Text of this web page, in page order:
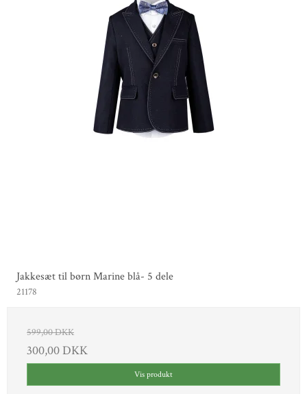
Jakkesæt til børn Marine blå- 5 dele
21178
599,00 DKK
300,00 DKK
Vis produkt